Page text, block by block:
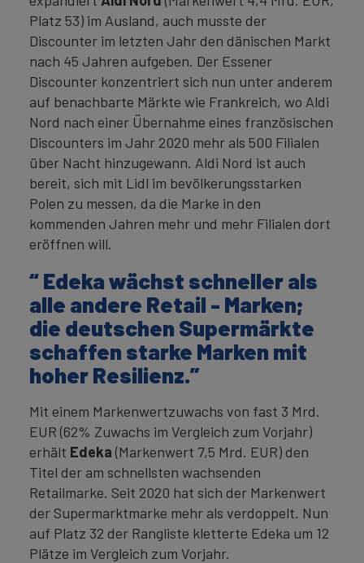
Platz 53) im Ausland, auch musste der
Discounter im letzten Jahr den dänischen Markt
nach 45 Jahren aufgeben. Der Essener
Discounter konzentriert sich nun unter anderem
auf benachbarte Märkte wie Frankreich, wo Aldi
Nord nach einer Übernahme eines französischen
Discounters im Jahr 2020 mehr als 500 Filialen
über Nacht hinzugewann. Aldi Nord ist auch
bereit, sich mit Lidl im bevölkerungsstarken
Polen zu messen, da die Marke in den
kommenden Jahren mehr und mehr Filialen dort
eröffnen will.
“ Edeka wächst schneller als
alle andere Retail - Marken;
die deutschen Supermärkte
schaffen starke Marken mit
hoher Resilienz.”
Mit einem Markenwertzuwachs von fast 3 Mrd.
EUR (62% Zuwachs im Vergleich zum Vorjahr)
erhält Edeka (Markenwert 7,5 Mrd. EUR) den
Titel der am schnellsten wachsenden
Retailmarke. Seit 2020 hat sich der Markenwert
der Supermarktmarke mehr als verdoppelt. Nun
auf Platz 32 der Rangliste kletterte Edeka um 12
Plätze im Vergleich zum Vorjahr.